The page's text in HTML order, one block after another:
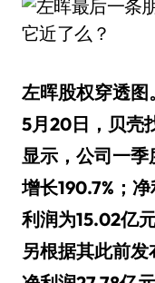
左晖股权穿透
5月20日，贝壳
显示，公司一
增长190.7%；
利润为15.02亿元
另根据其此前